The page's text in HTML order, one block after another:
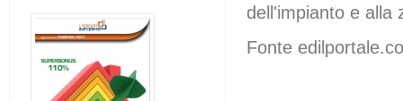
dell'impianto e alla
Fonte